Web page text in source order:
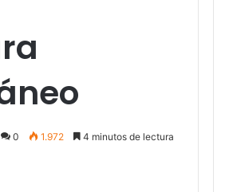
0 1.972 4 minutos de lectura